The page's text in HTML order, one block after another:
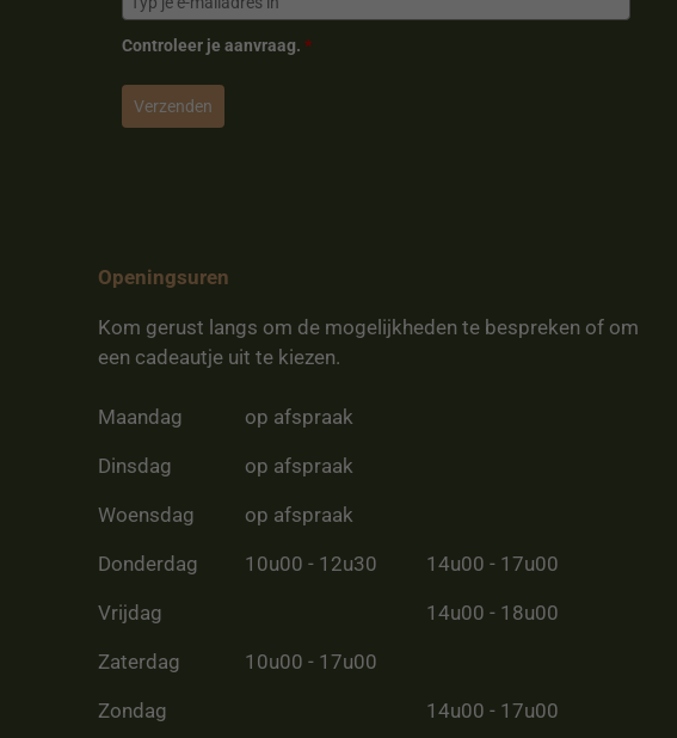
Controleer je aanvraag. *
Verzenden
Openingsuren
Kom gerust langs om de mogelijkheden te bespreken of om
een cadeautje uit te kiezen.
Maandag op afspraak
Dinsdag op afspraak
Woensdag op afspraak
Donderdag 10u00 - 12u30 14u00 - 17u00
Vrijdag 14u00 - 18u00
Zaterdag 10u00 - 17u00
Zondag 14u00 - 17u00